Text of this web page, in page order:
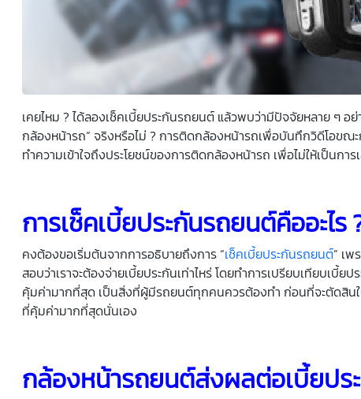
เคยไหม ? ได้ลองเช็คเบี้ยประกันรถยนต์ แล้วพบว่ามีปัจจัยหลาย ๆ อ
กล้องหน้ารถ” จริงหรือไม่ ? การติดกล้องหน้ารถเพื่อบันทึกวิดีโอข
ทำความเข้าใจถึงประโยชน์ของการติดกล้องหน้ารถ เพื่อไม่ให้เป็นกา
การเช็คเบี้ยประกันรถยนต์คืออะไร
คงต้องขอเริ่มต้นจากการอธิบายถึงการ “เช็คเบี้ยประกันรถยนต์” เพ
สอบว่าเราจะต้องจ่ายเบี้ยประกันเท่าไหร่ โดยทำการเปรียบเทียบเ
คุ้มค่ามากที่สุด เป็นสิ่งที่ผู้มีรถยนต์ทุกคนควรต้องทำ ก่อนที่จะตัดสิน
ที่คุ้มค่ามากที่สุดนั่นเอง
กล้องหน้ารถยนต์ส่งผลต่อเบี้ยประ